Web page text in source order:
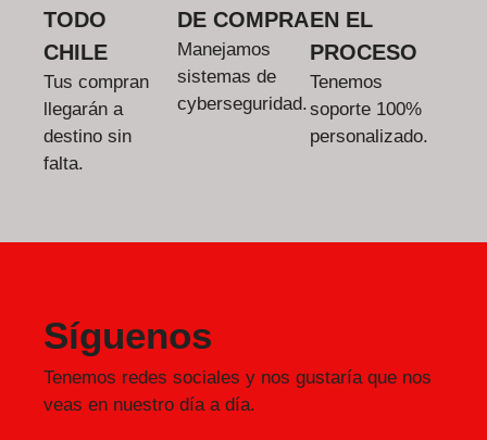
TODO
CHILE
Tus compran
llegarán a
destino sin
falta.
DE COMPRA
Manejamos
sistemas de
cyberseguridad.
EN EL
PROCESO
Tenemos
soporte 100%
personalizado.
Síguenos
Tenemos redes sociales y nos gustaría que nos
veas en nuestro día a día.